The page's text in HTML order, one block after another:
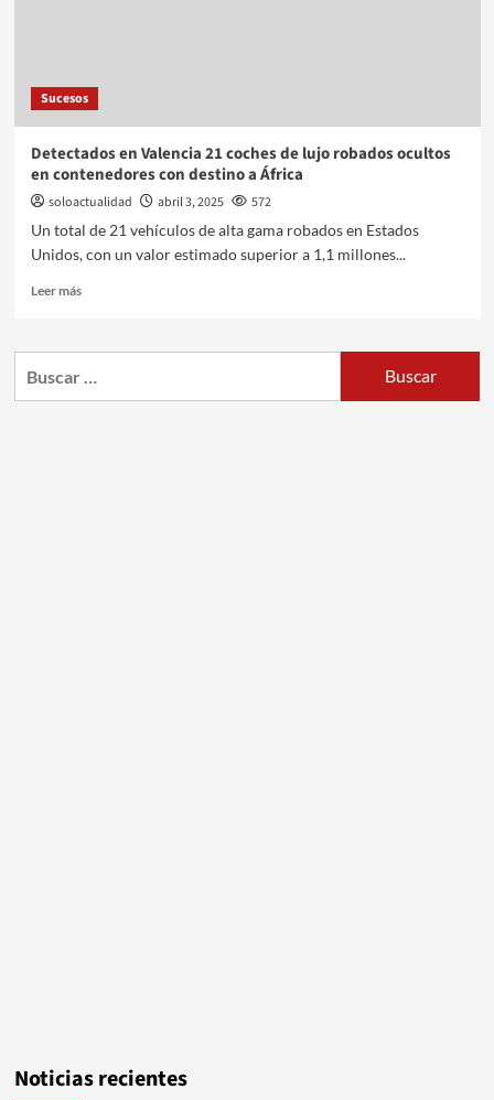
Sucesos
Detectados en Valencia 21 coches de lujo robados ocultos
en contenedores con destino a África
soloactualidad abril 3, 2025
572
Un total de 21 vehículos de alta gama robados en Estados
Unidos, con un valor estimado superior a 1,1 millones...
Leer más
Noticias recientes